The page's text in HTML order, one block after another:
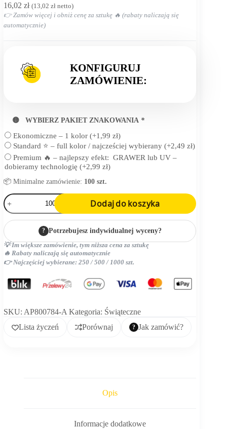
16,02 zł (13,02 zł netto)
👉 Zamów więcej i obniż cenę za sztukę 🔥 (rabaty naliczają się
automatycznie)
KONFIGURUJ
ZAMÓWIENIE:
🟡 WYBIERZ PAKIET ZNAKOWANIA *
Ekonomiczne – 1 kolor (+1,99 zł)
Standard ⭐ – full kolor / najcześciej wybierany (+2,49 zł)
Premium 🔥 – najlepszy efekt: GRAWER lub UV –
dobieramy technologię (+2,99 zł)
📦 Minimalne zamówienie: 100 szt.
ilość
świąteczna
świeczka,
gwiazda
Dodaj do koszyka
? Potrzebujesz indywidualnej wyceny?
💡 Im większe zamówienie, tym niższa cena za sztukę
🔥 Rabaty naliczają się automatycznie
👉 Najczęściej wybierane: 250 / 500 / 1000 szt.
SKU: AP800784-A Kategoria: Świąteczne
Lista życzeń
Porównaj Jak zamówić?
Opis
Informacje dodatkowe